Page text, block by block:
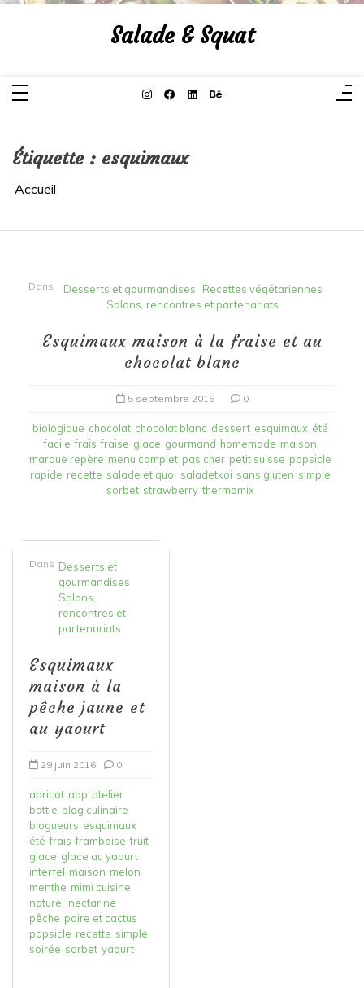
Aller
Salade & Squat
Étiquette : esquimaux
Accueil
Dans Desserts et gourmandises
Recettes végétariennes
Salons, rencontres et partenariats
Esquimaux maison à la fraise et au
chocolat blanc
5 septembre 2016 0
biologique chocolat chocolat blanc dessert esquimaux été
facile frais fraise glace gourmand homemade maison
marque repère menu complet pas cher petit suisse popsicle
rapide recette salade et quoi saladetkoi sans gluten simple
sorbet strawberry thermomix
Dans Desserts et
gourmandises
Salons,
rencontres et
partenariats
Esquimaux
maison à la
pêche jaune et
au yaourt
29 juin 2016 0
abricot aop atelier
battle blog culinaire
blogueurs esquimaux
été frais framboise fruit
glace glace au yaourt
interfel maison melon
menthe mimi cuisine
naturel nectarine
pêche poire et cactus
popsicle recette simple
soirée sorbet yaourt